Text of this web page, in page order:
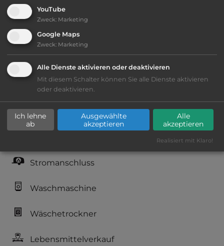
Ausstattung:
Lage: ansprechend
Geräuschkulisse: überwiegend ruhig
Stromanschluss
Waschmaschine
Wäschetrockner
Lebensmittelverkauf
YouTube
Zweck: Marketing
Google Maps
Zweck: Marketing
Alle Dienste aktivieren oder deaktivieren
Mit diesem Schalter können Sie alle Dienste aktivieren
oder deaktivieren.
Ich lehne
ab
Ausgewählte
akzeptieren
Alle
akzeptieren
Realisiert mit Klaro!